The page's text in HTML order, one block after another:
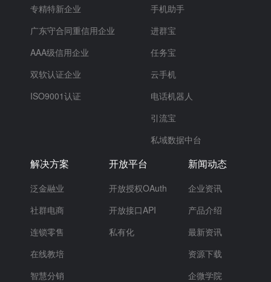
专精特新企业
广东守合同重信用企业
AAA级信用企业
双软认证企业
ISO9001认证
手机助手
进群宝
任务宝
云手机
电话机器人
引流宝
私域数据中台
解决方案
泛金融业
社群电商
连锁零售
在线教培
智慧分销
开放平台
开放授权OAuth
开放接口API
私有化
新闻动态
企业资讯
产品介绍
最新资讯
资源下载
企微学院